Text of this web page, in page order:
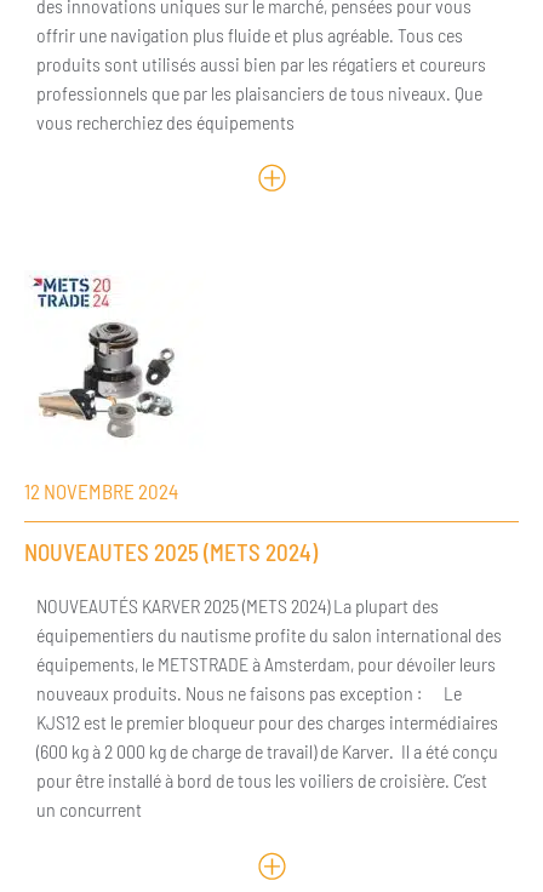
des innovations uniques sur le marché, pensées pour vous
offrir une navigation plus fluide et plus agréable. Tous ces
produits sont utilisés aussi bien par les régatiers et coureurs
professionnels que par les plaisanciers de tous niveaux. Que
vous recherchiez des équipements
12 NOVEMBRE 2024
NOUVEAUTES 2025 (METS 2024)
NOUVEAUTÉS KARVER 2025 (METS 2024) La plupart des
équipementiers du nautisme profite du salon international des
équipements, le METSTRADE à Amsterdam, pour dévoiler leurs
nouveaux produits. Nous ne faisons pas exception : Le
KJS12 est le premier bloqueur pour des charges intermédiaires
(600 kg à 2 000 kg de charge de travail) de Karver. Il a été conçu
pour être installé à bord de tous les voiliers de croisière. C’est
un concurrent